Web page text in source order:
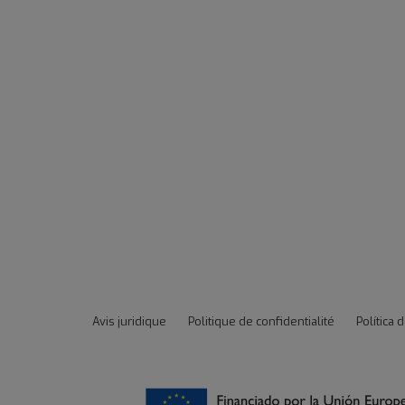
Avis juridique Politique de confidentialité Política